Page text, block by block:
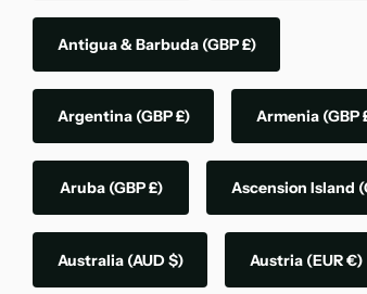
Antigua & Barbuda (GBP £)
Argentina (GBP £) Armenia (GBP
Aruba (GBP £) Ascension Island
Australia (AUD $) Austria (EUR €)